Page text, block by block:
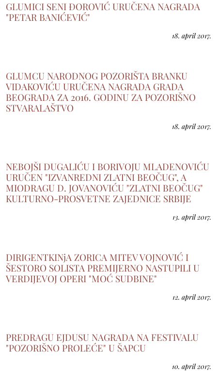
GLUMICI SENI ĐOROVIĆ URUČENA NAGRADA
"PETAR BANIĆEVIĆ"
18. april 2017.
GLUMCU NARODNOG POZORIŠTA BRANKU
VIDAKOVIĆU URUČENA NAGRADA GRADA
BEOGRADA ZA 2016. GODINU ZA POZORIŠNO
STVARALAŠTVO
18. april 2017.
NEBOJŠI DUGALIĆU I BORIVOJU MLADENOVIĆU
URUČEN "IZVANREDNI ZLATNI BEOČUG", A
MIODRAGU D. JOVANOVIĆU "ZLATNI BEOČUG"
KULTURNO-PROSVETNE ZAJEDNICE SRBIJE
13. april 2017.
DIRIGENTKINjA ZORICA MITEV VOJNOVIĆ I
ŠESTORO SOLISTA PREMIJERNO NASTUPILI U
VERDIJEVOJ OPERI "MOĆ SUDBINE"
12. april 2017.
PREDRAGU EJDUSU NAGRADA NA FESTIVALU
"POZORIŠNO PROLEĆE" U ŠAPCU
10. april 2017.